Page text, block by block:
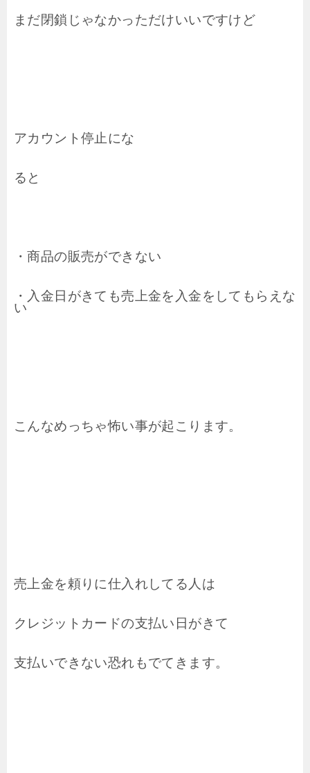
まだ閉鎖じゃなかっただけいいですけど
アカウント停止にな
ると
・商品の販売ができない
・入金日がきても売上金を入金をしてもらえな
い
こんなめっちゃ怖い事が起こります。
売上金を頼りに仕入れしてる人は
クレジットカードの支払い日がきて
支払いできない恐れもでてきます。